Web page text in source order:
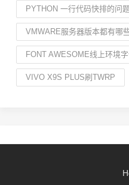
PYTHON 一行代码快排的问
VMWARE服务器版本都有哪
FONT AWESOME线上环境
VIVO X9S PLUS刷TWRP